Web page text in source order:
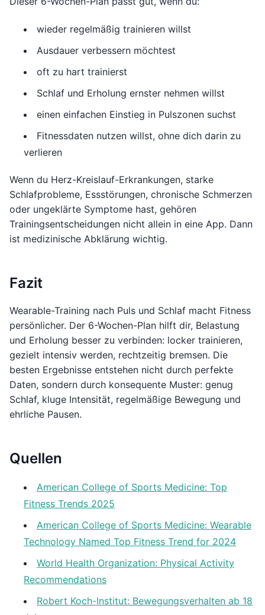
wieder regelmäßig trainieren willst
Ausdauer verbessern möchtest
oft zu hart trainierst
Schlaf und Erholung ernster nehmen willst
einen einfachen Einstieg in Pulszonen suchst
Fitnessdaten nutzen willst, ohne dich darin zu
verlieren
Wenn du Herz-Kreislauf-Erkrankungen, starke
Schlafprobleme, Essstörungen, chronische Schmerzen
oder ungeklärte Symptome hast, gehören
Trainingsentscheidungen nicht allein in eine App. Dann
ist medizinische Abklärung wichtig.
Fazit
Wearable-Training nach Puls und Schlaf macht Fitness
persönlicher. Der 6-Wochen-Plan hilft dir, Belastung
und Erholung besser zu verbinden: locker trainieren,
gezielt intensiv werden, rechtzeitig bremsen. Die
besten Ergebnisse entstehen nicht durch perfekte
Daten, sondern durch konsequente Muster: genug
Schlaf, kluge Intensität, regelmäßige Bewegung und
ehrliche Pausen.
Quellen
American College of Sports Medicine: Top
Fitness Trends 2025
American College of Sports Medicine: Wearable
Technology Named Top Fitness Trend for 2024
World Health Organization: Physical Activity
Recommendations
Robert Koch-Institut: Bewegungsverhalten ab 18